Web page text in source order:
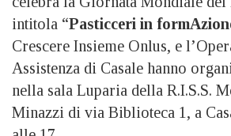
intitola “Pasticceri in
Crescere Insieme Onlus, e
Assistenza di Casale hanno
nella sala Luparia della R.I.S.S.
Minazzi di via Biblioteca 1, a